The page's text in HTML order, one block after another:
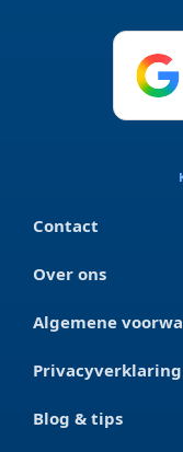
Contact
Over ons
Algemene
Privacyverklaring
Blog & tips